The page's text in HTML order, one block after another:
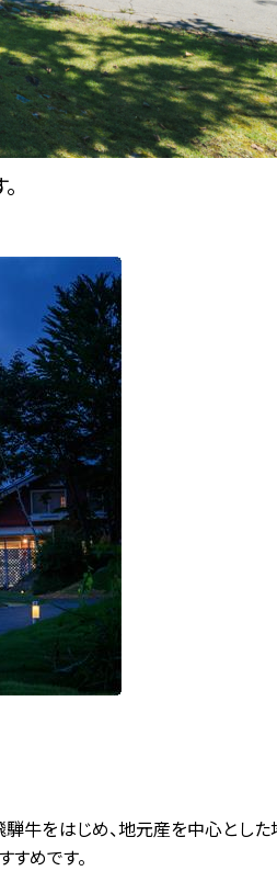
騨牛をはじめ、地元産を中心とし
めです。